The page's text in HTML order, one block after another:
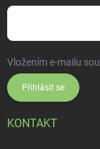
Vložením e-mailu
Přihlásit se
KONTAKT